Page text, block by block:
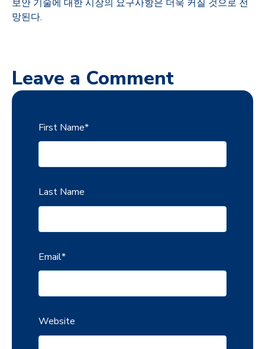
보안 기술에 대한 시장의 요구사항은 더욱 커질 것으로 전
망된다.
Leave a Comment
First Name*
Last Name
Email*
Website